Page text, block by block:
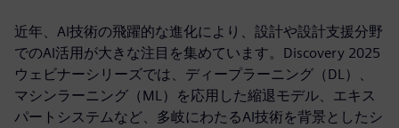
近年、AI技術の飛躍的な進化により、設計や設計支援分野
でのAI活用が大きな注目を集めています。Discovery 2025
ウェビナーシリーズでは、ディープラーニング（DL）、
マシンラーニング（ML）を応用した縮退モデル、エキス
パートシステムなど、多岐にわたるAI技術を背景としたシ